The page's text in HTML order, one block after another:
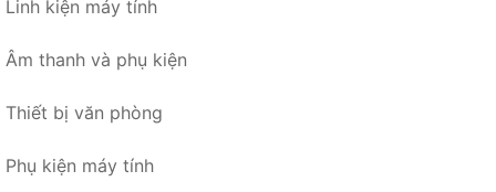
Linh kiện máy tính
Âm thanh và phụ kiện
Thiết bị văn phòng
Phụ kiện máy tính